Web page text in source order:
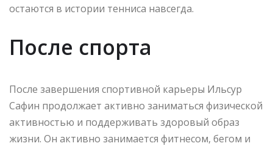
остаются в истории тенниса навсегда.
После спорта
После завершения спортивной карьеры Ильсур
Сафин продолжает активно заниматься физической
активностью и поддерживать здоровый образ
жизни. Он активно занимается фитнесом, бегом и